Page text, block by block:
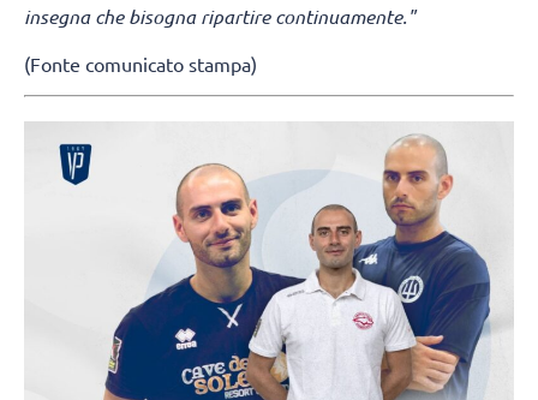
insegna che bisogna ripartire continuamente."
(Fonte comunicato stampa)